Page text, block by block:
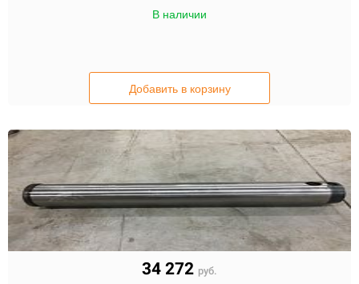
В наличии
Добавить в корзину
34 272 руб.